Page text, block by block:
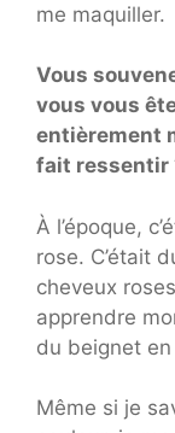
me maquiller.
Vous
vous vous
entièrement
fait ressentir
À l’époque,
rose. C’était
cheveux
apprendre
du beignet
Même si je